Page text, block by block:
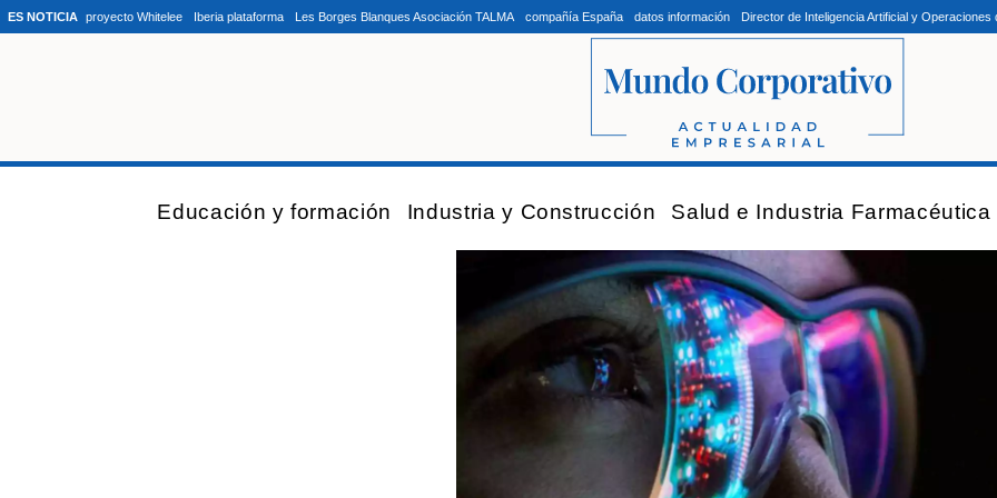
ES NOTICIA proyecto Whitelee Iberia plataforma Les Borges Blanques Asociación TALMA compañía España datos información Director de Inteligencia Artificial y
Educación y formación Industria y Construcción Salud e Industria Farmacéutica